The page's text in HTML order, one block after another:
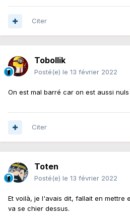
Citer
Tobollik
Posté(e) le 13 février 2022
On est mal barré car on est aussi
Citer
Toten
Posté(e) le 13 février 2022
Et voilà, je l'avais dit, fallait en mettre
va se chier dessus.